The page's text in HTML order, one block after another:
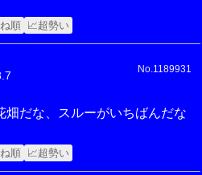
順 📈超勢い
No.1189931
畑だな、スルーがいちばんだな
順 📈超勢い